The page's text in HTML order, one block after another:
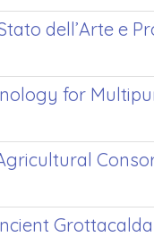
dell’Arte e
for